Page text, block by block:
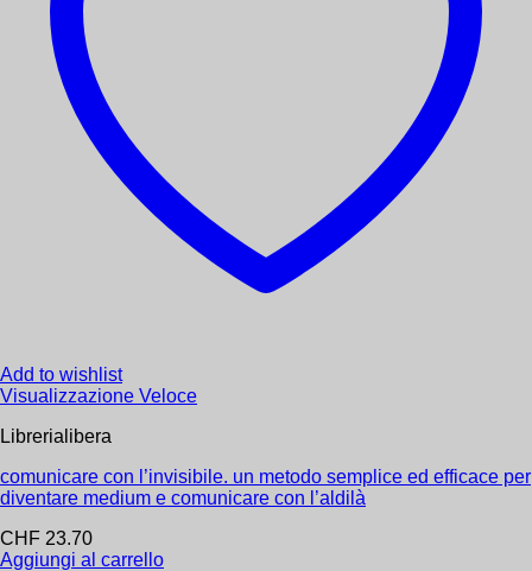
Add to wishlist
Librerialibera
Ashtanga Yoga
Aggiungi al carrello
Add to wishlist
Visualizzazione Veloce
Librerialibera
comunicare con l’invisibile. un metodo semplice ed efficace per
diventare medium e comunicare con l’aldilà
CHF 23.70
Aggiungi al carrello